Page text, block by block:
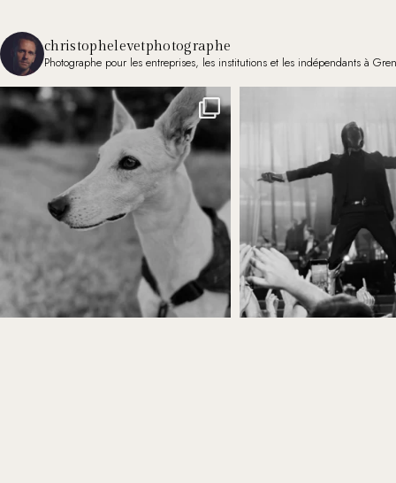
christophelevetphotographe
Photographe pour les entreprises, les institutions et les indépendants à